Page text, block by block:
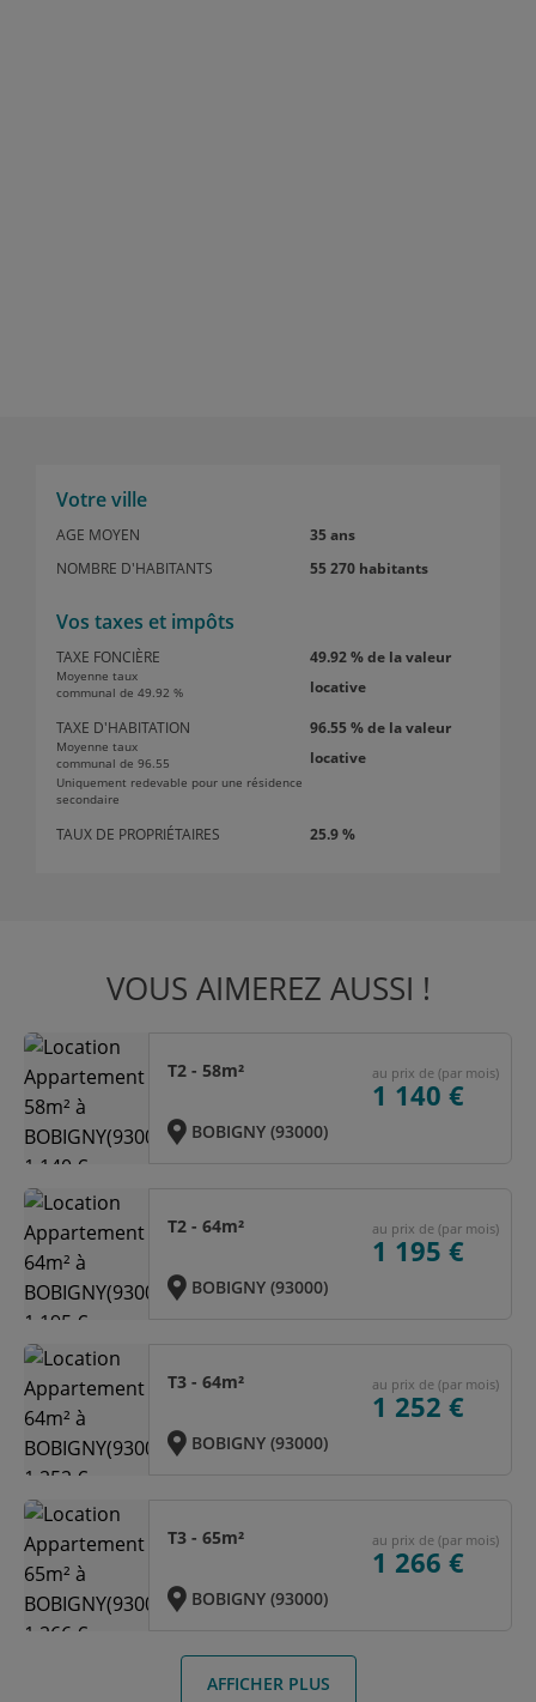
Votre ville
AGE MOYEN
35 ans
NOMBRE D'HABITANTS
55 270 habitants
Vos taxes et impôts
TAXE FONCIÈRE
Moyenne taux
communal de 49.92 %
49.92 % de la valeur
locative
TAXE D'HABITATION
Moyenne taux
communal de 96.55
Uniquement redevable pour une résidence
secondaire
96.55 % de la valeur
locative
TAUX DE PROPRIÉTAIRES 25.9 %
VOUS AIMEREZ AUSSI !
T2 - 58m² au prix de (par mois)
1 140 €
BOBIGNY (93000)
T2 - 64m² au prix de (par mois)
1 195 €
BOBIGNY (93000)
T3 - 64m² au prix de (par mois)
1 252 €
BOBIGNY (93000)
T3 - 65m² au prix de (par mois)
1 266 €
BOBIGNY (93000)
AFFICHER PLUS